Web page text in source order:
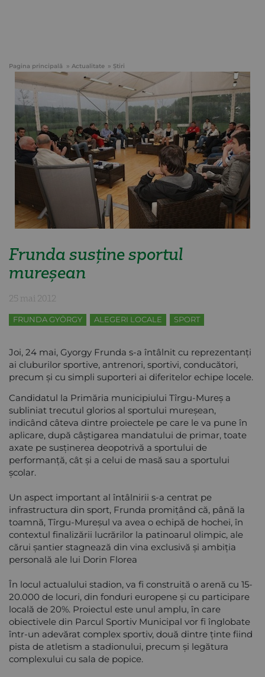
Pagina principală Actualitate Știri
Frunda susține sportul
mureșean
25 mai 2012
FRUNDA GYÖRGY ALEGERI LOCALE SPORT
Joi, 24 mai, Gyorgy Frunda s-a întâlnit cu reprezentanți
ai cluburilor sportive, antrenori, sportivi, conducători,
precum și cu simpli suporteri ai diferitelor echipe locele.
Candidatul la Primăria municipiului Tîrgu-Mureș a
subliniat trecutul glorios al sportului mureșean,
indicând câteva dintre proiectele pe care le va pune în
aplicare, după câștigarea mandatului de primar, toate
axate pe susținerea deopotrivă a sportului de
performanță, cât și a celui de masă sau a sportului
școlar.
Un aspect important al întâlnirii s-a centrat pe
infrastructura din sport, Frunda promițând că, până la
toamnă, Tîrgu-Mureșul va avea o echipă de hochei, în
contextul finalizării lucrărilor la patinoarul olimpic, ale
cărui șantier stagnează din vina exclusivă și ambiția
personală ale lui Dorin Florea
În locul actualului stadion, va fi construită o arenă cu 15-
20.000 de locuri, din fonduri europene și cu participare
locală de 20%. Proiectul este unul amplu, în care
obiectivele din Parcul Sportiv Municipal vor fi înglobate
într-un adevărat complex sportiv, două dintre ținte fiind
pista de atletism a stadionului, precum și legătura
complexului cu sala de popice.